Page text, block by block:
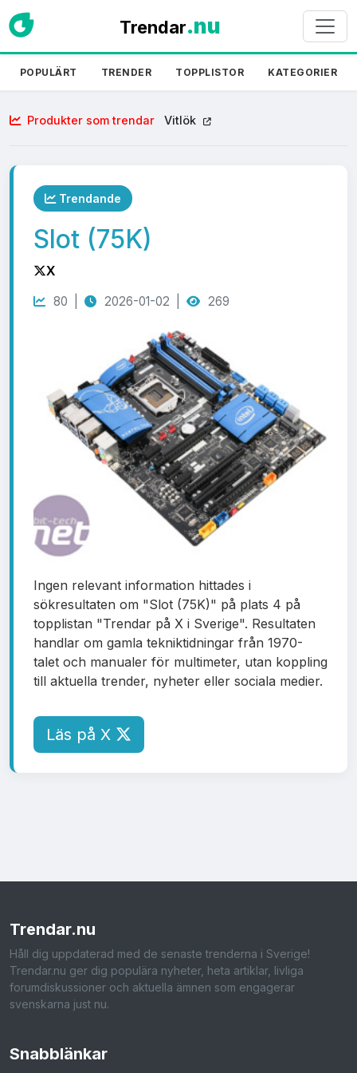
Trendar.nu
POPULÄRT TRENDER TOPPLISTOR KATEGORIER
Produkter som trendar Vitlök
Trendande
Slot (75K)
X
80 | 2026-01-02 | 269
Ingen relevant information hittades i
sökresultaten om "Slot (75K)" på plats 4 på
topplistan "Trendar på X i Sverige". Resultaten
handlar om gamla tekniktidningar från 1970-
talet och manualer för multimeter, utan koppling
till aktuella trender, nyheter eller sociala medier.
Läs på X
Trendar.nu
Håll dig uppdaterad med de senaste trenderna i Sverige!
Trendar.nu ger dig populära nyheter, heta artiklar, livliga
forumdiskussioner och aktuella ämnen som engagerar
svenskarna just nu.
Snabblänkar